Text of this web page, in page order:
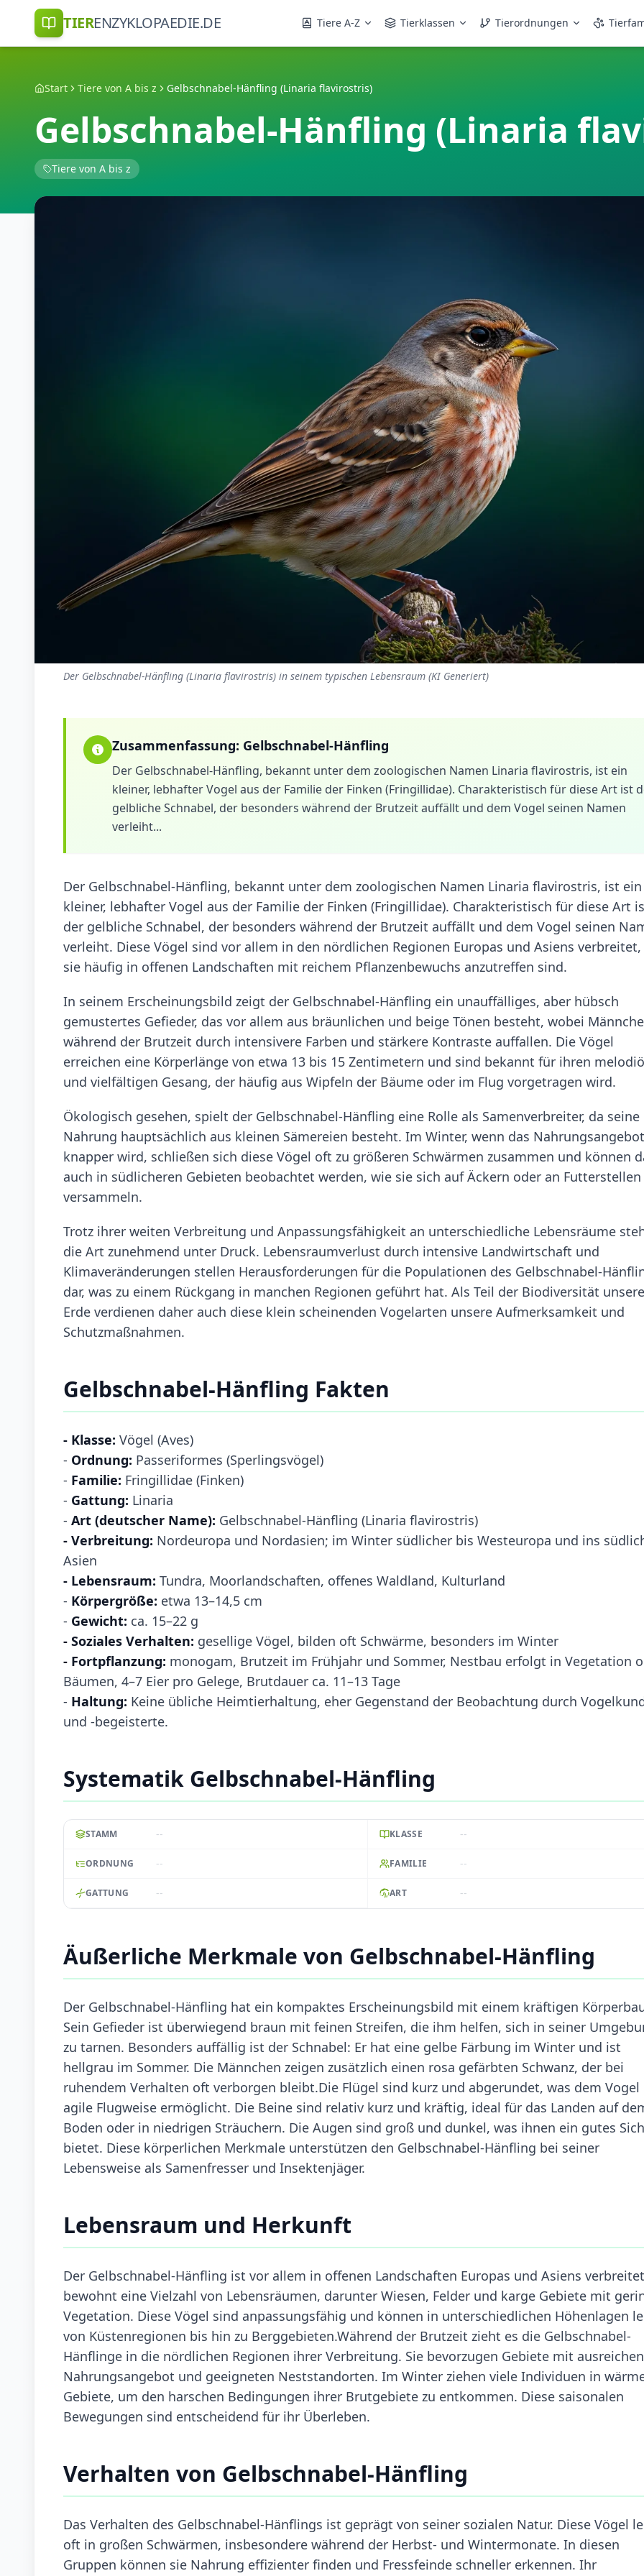
TIERENZYKLOPAEDIE.DE Tiere A-Z Tierklassen Tierordnungen
Start Tiere von A bis z Gelbschnabel-Hänfling (Linaria flavirostris)
Gelbschnabel-Hänfling (Linaria
Tiere von A bis z
Der Gelbschnabel-Hänfling (Linaria flavirostris) in seinem typischen Lebensraum (KI Generiert)
Zusammenfassung: Gelbschnabel-Hänfling
Der Gelbschnabel-Hänfling, bekannt unter dem zoologischen Namen Linaria flavirostris, ist ein
kleiner, lebhafter Vogel aus der Familie der Finken (Fringillidae). Charakteristisch für diese Art ist
gelbliche Schnabel, der besonders während der Brutzeit auffällt und dem Vogel seinen Namen
verleiht...
Der Gelbschnabel-Hänfling, bekannt unter dem zoologischen Namen Linaria flavirostris, ist ein
kleiner, lebhafter Vogel aus der Familie der Finken (Fringillidae). Charakteristisch für diese Art
der gelbliche Schnabel, der besonders während der Brutzeit auffällt und dem Vogel seinen
verleiht. Diese Vögel sind vor allem in den nördlichen Regionen Europas und Asiens
sie häufig in offenen Landschaften mit reichem Pflanzenbewuchs anzutreffen sind.
In seinem Erscheinungsbild zeigt der Gelbschnabel-Hänfling ein unauffälliges, aber hübsch
gemustertes Gefieder, das vor allem aus bräunlichen und beige Tönen besteht, wobei
während der Brutzeit durch intensivere Farben und stärkere Kontraste auffallen. Die Vögel
erreichen eine Körperlänge von etwa 13 bis 15 Zentimetern und sind bekannt für ihren
und vielfältigen Gesang, der häufig aus Wipfeln der Bäume oder im Flug vorgetragen wird.
Ökologisch gesehen, spielt der Gelbschnabel-Hänfling eine Rolle als Samenverbreiter, da seine
Nahrung hauptsächlich aus kleinen Sämereien besteht. Im Winter, wenn das Nahrungsangebot
knapper wird, schließen sich diese Vögel oft zu größeren Schwärmen zusammen und können
auch in südlicheren Gebieten beobachtet werden, wie sie sich auf Äckern oder an Futterstellen
versammeln.
Trotz ihrer weiten Verbreitung und Anpassungsfähigkeit an unterschiedliche Lebensräume
die Art zunehmend unter Druck. Lebensraumverlust durch intensive Landwirtschaft und
Klimaveränderungen stellen Herausforderungen für die Populationen des Gelbschnabel-
dar, was zu einem Rückgang in manchen Regionen geführt hat. Als Teil der Biodiversität
Erde verdienen daher auch diese klein scheinenden Vogelarten unsere Aufmerksamkeit und
Schutzmaßnahmen.
Gelbschnabel-Hänfling Fakten
- Klasse: Vögel (Aves)
- Ordnung: Passeriformes (Sperlingsvögel)
- Familie: Fringillidae (Finken)
- Gattung: Linaria
- Art (deutscher Name): Gelbschnabel-Hänfling (Linaria flavirostris)
- Verbreitung: Nordeuropa und Nordasien; im Winter südlicher bis Westeuropa und ins
Asien
- Lebensraum: Tundra, Moorlandschaften, offenes Waldland, Kulturland
- Körpergröße: etwa 13–14,5 cm
- Gewicht: ca. 15–22 g
- Soziales Verhalten: gesellige Vögel, bilden oft Schwärme, besonders im Winter
- Fortpflanzung: monogam, Brutzeit im Frühjahr und Sommer, Nestbau erfolgt in Vegetation
Bäumen, 4–7 Eier pro Gelege, Brutdauer ca. 11–13 Tage
- Haltung: Keine übliche Heimtierhaltung, eher Gegenstand der Beobachtung durch
und -begeisterte.
Systematik Gelbschnabel-Hänfling
STAMM -- KLASSE --
ORDNUNG -- FAMILIE --
GATTUNG -- ART --
Äußerliche Merkmale von Gelbschnabel-Hänfling
Der Gelbschnabel-Hänfling hat ein kompaktes Erscheinungsbild mit einem kräftigen
Sein Gefieder ist überwiegend braun mit feinen Streifen, die ihm helfen, sich in seiner
zu tarnen. Besonders auffällig ist der Schnabel: Er hat eine gelbe Färbung im Winter und ist
hellgrau im Sommer. Die Männchen zeigen zusätzlich einen rosa gefärbten Schwanz, der bei
ruhendem Verhalten oft verborgen bleibt.Die Flügel sind kurz und abgerundet, was dem Vogel
agile Flugweise ermöglicht. Die Beine sind relativ kurz und kräftig, ideal für das Landen auf
Boden oder in niedrigen Sträuchern. Die Augen sind groß und dunkel, was ihnen ein gutes
bietet. Diese körperlichen Merkmale unterstützen den Gelbschnabel-Hänfling bei seiner
Lebensweise als Samenfresser und Insektenjäger.
Lebensraum und Herkunft
Der Gelbschnabel-Hänfling ist vor allem in offenen Landschaften Europas und Asiens
bewohnt eine Vielzahl von Lebensräumen, darunter Wiesen, Felder und karge Gebiete mit
Vegetation. Diese Vögel sind anpassungsfähig und können in unterschiedlichen Höhenlagen
von Küstenregionen bis hin zu Berggebieten.Während der Brutzeit zieht es die Gelbschnabel-
Hänflinge in die nördlichen Regionen ihrer Verbreitung. Sie bevorzugen Gebiete mit
Nahrungsangebot und geeigneten Neststandorten. Im Winter ziehen viele Individuen in
Gebiete, um den harschen Bedingungen ihrer Brutgebiete zu entkommen. Diese saisonalen
Bewegungen sind entscheidend für ihr Überleben.
Verhalten von Gelbschnabel-Hänfling
Das Verhalten des Gelbschnabel-Hänflings ist geprägt von seiner sozialen Natur. Diese Vögel
oft in großen Schwärmen, insbesondere während der Herbst- und Wintermonate. In diesen
Gruppen können sie Nahrung effizienter finden und Fressfeinde schneller erkennen. Ihr